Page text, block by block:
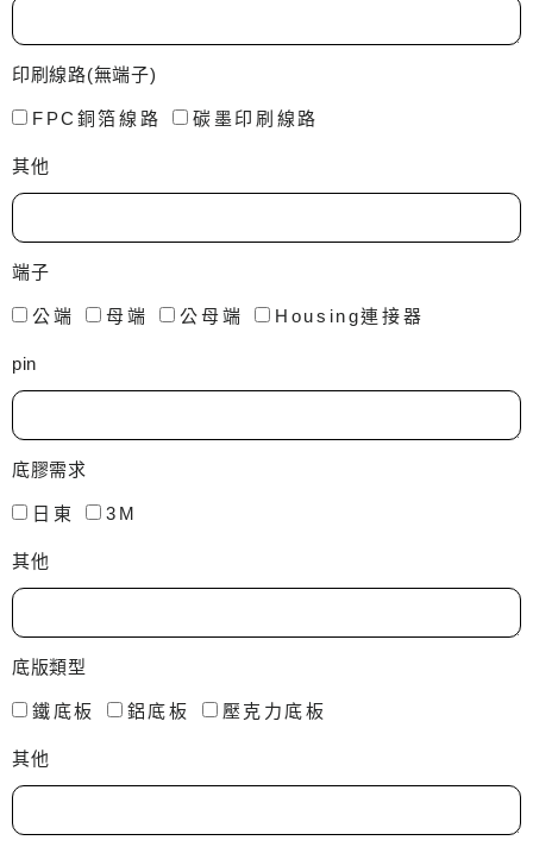
印刷線路(無端子)
FPC銅箔線路 碳墨印刷線路
其他
端子
公端 母端 公母端 Housing連接器
pin
底膠需求
日東 3M
其他
底版類型
鐵底板 鋁底板 壓克力底板
其他